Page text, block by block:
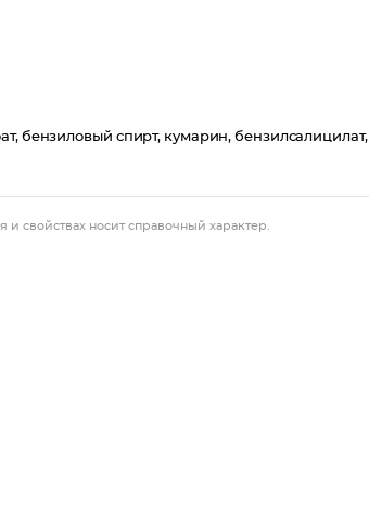
бензиловый спирт, кумарин, бензилсалицилат,
свойствах носит справочный характер.